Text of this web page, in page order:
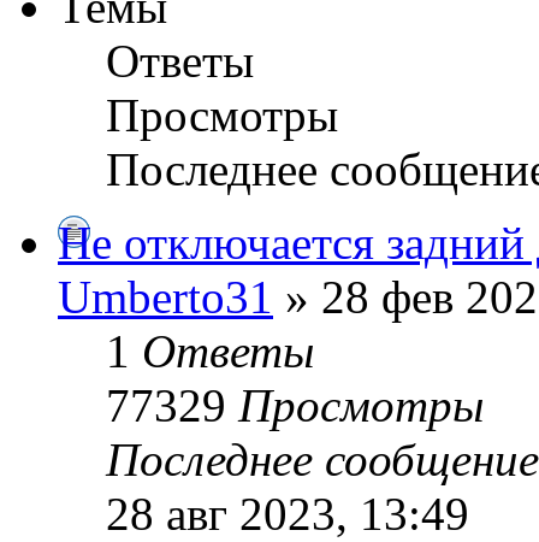
Ответы
Просмотры
Последнее
Не отключается
Umberto31 » 28 фев
1 Ответы
77329 Просмотры
Последнее
28 авг 2023, 13:49